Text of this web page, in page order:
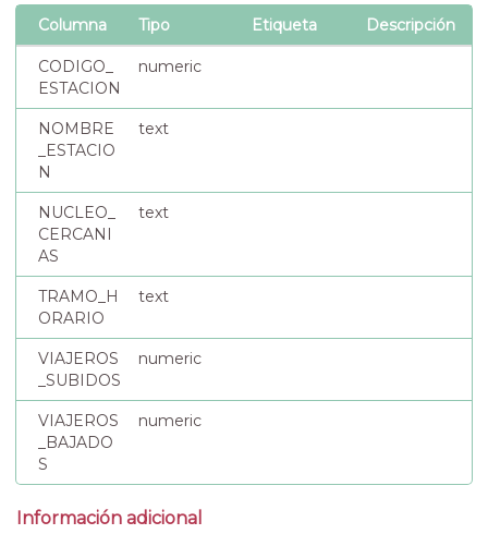
Columna Tipo Etiqueta Descripción
CODIGO_
ESTACION
numeric
NOMBRE
_ESTACIO
N
text
NUCLEO_
CERCANI
AS
text
TRAMO_H
ORARIO
text
VIAJEROS
_SUBIDOS
numeric
VIAJEROS
_BAJADO
S
numeric
Información adicional